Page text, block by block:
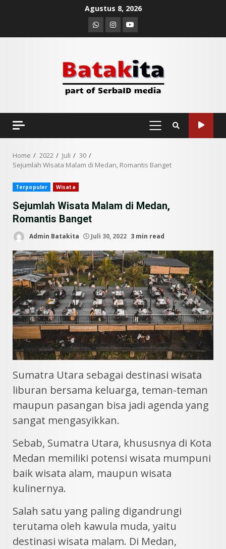
Agustus 8, 2026
Whatsapp
Instagram
Youtube
PRIMARY
Home 2022 Juli
30
Sejumlah Wisata Malam di Medan, Romantis Banget
Terpopuler Wisata
Sejumlah Wisata Malam di Medan,
Romantis Banget
Admin Batakita Juli 30, 2022 3 min read
Sumatra Utara sebagai destinasi wisata
liburan bersama keluarga, teman-teman
maupun pasangan bisa jadi agenda yang
sangat mengasyikkan.
Sebab, Sumatra Utara, khususnya di Kota
Medan memiliki potensi wisata mumpuni
baik wisata alam, maupun wisata
kulinernya.
Salah satu yang paling digandrungi
terutama oleh kawula muda, yaitu
destinasi wisata malam. Di Medan,